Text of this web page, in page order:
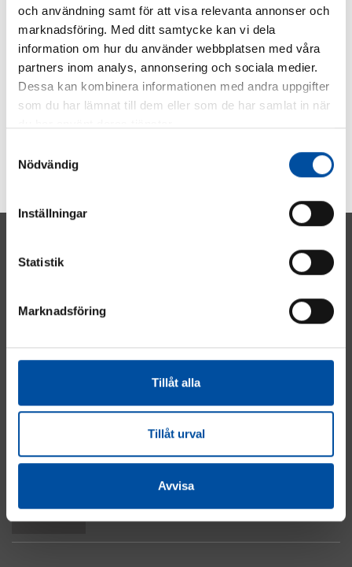
och användning samt för att visa relevanta annonser och
marknadsföring. Med ditt samtycke kan vi dela
information om hur du använder webbplatsen med våra
partners inom analys, annonsering och sociala medier.
Dessa kan kombinera informationen med andra uppgifter
som du har lämnat till dem eller som de har samlat in när
Nödvändig
Inställningar
Statistik
Marknadsföring
Tillåt alla
Tillåt urval
Avvisa
Energy
Real Estate
Water & Sewage
Privacy Policy